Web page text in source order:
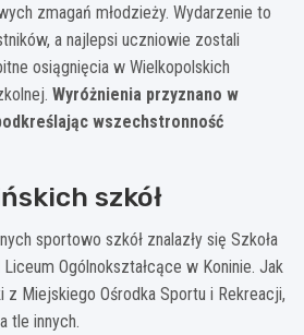
zmagań młodzieży. Wydarzenie to
a najlepsi uczniowie zostali
osiągnięcia w Wielkopolskich
Wyróżnienia przyznano w
wszechstronność
szkół
sportowo szkół znalazły się Szkoła
Ogólnokształcące w Koninie. Jak
z Miejskiego Ośrodka Sportu i Rekreacji,
tle innych.